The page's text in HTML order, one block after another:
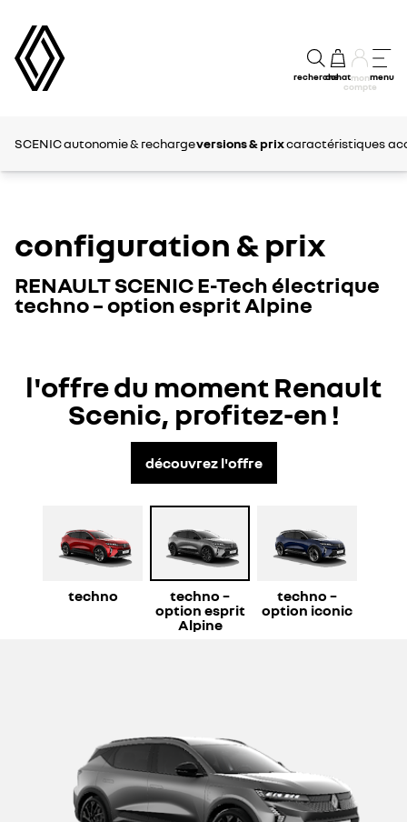
rechercheachatmon
compte
menu
SCENICautonomie & rechargeversions & prixcaractéristiques
configuration & prix
RENAULT SCENIC E-Tech électrique
techno – option esprit Alpine
l'offre du moment Renault
Scenic, profitez-en !
découvrez l'offre
techno
techno –
option esprit
Alpine
techno –
option iconic